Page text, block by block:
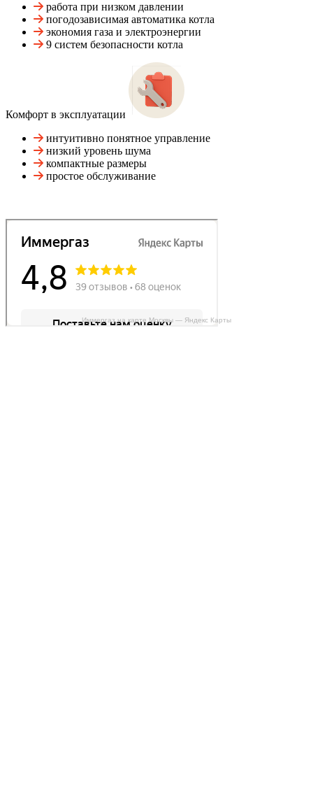
работа при низком давлении
погодозависимая автоматика котла
экономия газа и электроэнергии
9 систем безопасности котла
Комфорт в эксплуатации
интуитивно понятное управление
низкий уровень шума
компактные размеры
простое обслуживание
Иммергаз на карте Москвы — Яндекс Карты